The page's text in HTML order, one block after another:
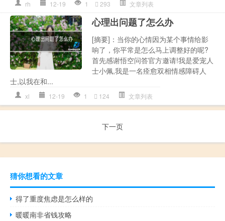
rh 12-19 1 293 文章列表
心理出问题了怎么办
[摘要]：当你的心情因为某个事情给影
响了，你平常是怎么马上调整好的呢?
首先感谢悟空问答官方邀请!我是爱宠人
士小佩,我是一名痊愈双相情感障碍人
士,以我在和...
xl 12-19 1 124 文章列表
下一页
猜你想看的文章
得了重度焦虑是怎么样的
暖暖南非省钱攻略